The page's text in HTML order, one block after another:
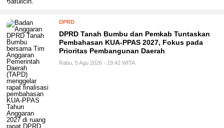
DPRD
DPRD Tanah Bumbu dan Pemkab Tuntaskan
Pembahasan KUA-PPAS 2027, Fokus pada
Prioritas Pembangunan Daerah
Rabu, 5 Agu 2026 - 19:42 WITA